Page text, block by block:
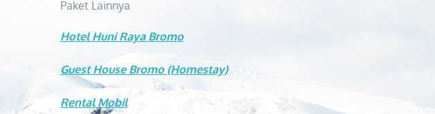
Paket Lainnya
Hotel Huni Raya Bromo
Guest House Bromo (Homestay)
Rental Mobil